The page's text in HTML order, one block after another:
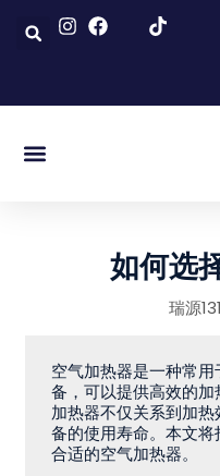
如何选
瑞源
空气加热器是一种常
备，可以提供高效的
加热器不仅关系到加
备的使用寿命。本文
合适的空气加热器。